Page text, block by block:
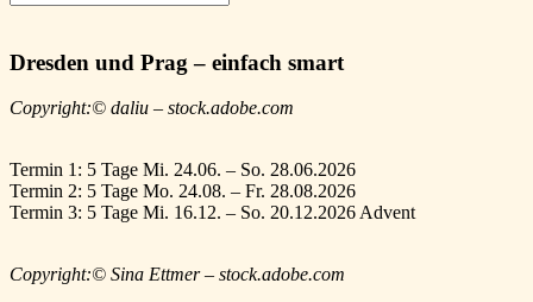
Dresden und Prag – einfach smart
Copyright:© daliu – stock.adobe.com
Termin 1: 5 Tage Mi. 24.06. – So. 28.06.2026
Termin 2: 5 Tage Mo. 24.08. – Fr. 28.08.2026
Termin 3: 5 Tage Mi. 16.12. – So. 20.12.2026 Advent
Copyright:© Sina Ettmer – stock.adobe.com